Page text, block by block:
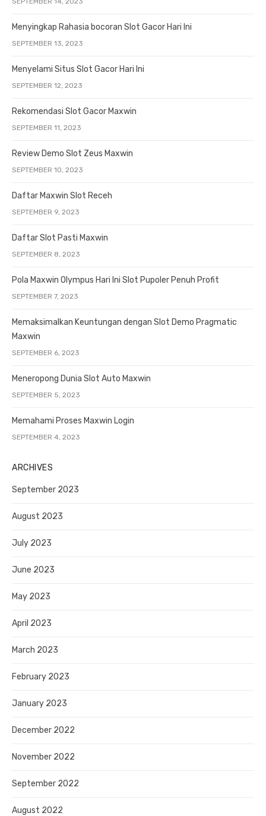
Menyingkap Rahasia bocoran Slot Gacor Hari Ini
SEPTEMBER 13, 2023
Menyelami Situs Slot Gacor Hari Ini
SEPTEMBER 12, 2023
Rekomendasi Slot Gacor Maxwin
SEPTEMBER 11, 2023
Review Demo Slot Zeus Maxwin
SEPTEMBER 10, 2023
Daftar Maxwin Slot Receh
SEPTEMBER 9, 2023
Daftar Slot Pasti Maxwin
SEPTEMBER 8, 2023
Pola Maxwin Olympus Hari Ini Slot Pupoler Penuh Profit
SEPTEMBER 7, 2023
Memaksimalkan Keuntungan dengan Slot Demo Pragmatic
Maxwin
SEPTEMBER 6, 2023
Meneropong Dunia Slot Auto Maxwin
SEPTEMBER 5, 2023
Memahami Proses Maxwin Login
SEPTEMBER 4, 2023
ARCHIVES
September 2023
August 2023
July 2023
June 2023
May 2023
April 2023
March 2023
February 2023
January 2023
December 2022
November 2022
September 2022
August 2022